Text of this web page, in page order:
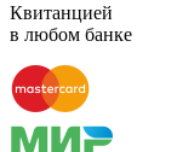
Квитанцией
в любом банке